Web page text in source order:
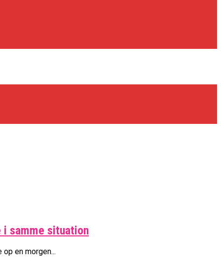
i samme situation
en morgen...